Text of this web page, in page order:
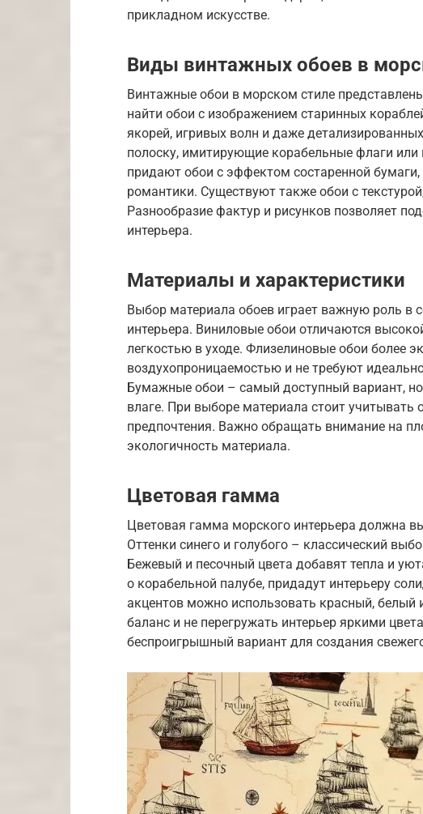
прикладном искусстве.
Виды винтажных обоев в
Винтажные обои в морском стиле
найти обои с изображением старинных
якорей, игривых волн и даже
полоску, имитирующие корабельные флаги
придают обои с эффектом состаренной
романтики. Существуют также обои с
Разнообразие фактур и рисунков позволяет
интерьера.
Материалы и характеристики
Выбор материала обоев играет важную роль в
интерьера. Виниловые обои отличаются
легкостью в уходе. Флизелиновые обои более
воздухопроницаемостью и не требуют
Бумажные обои – самый доступный вариант,
влаге. При выборе материала стоит
предпочтения. Важно обращать внимание на
экологичность материала.
Цветовая гамма
Цветовая гамма морского интерьера должна
Оттенки синего и голубого – классический
Бежевый и песочный цвета добавят тепла и
о корабельной палубе, придадут интерьеру
акцентов можно использовать красный, белый
баланс и не перегружать интерьер яркими
беспроигрышный вариант для создания